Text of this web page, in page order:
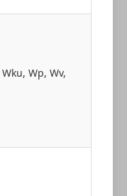
Wp, Wv,